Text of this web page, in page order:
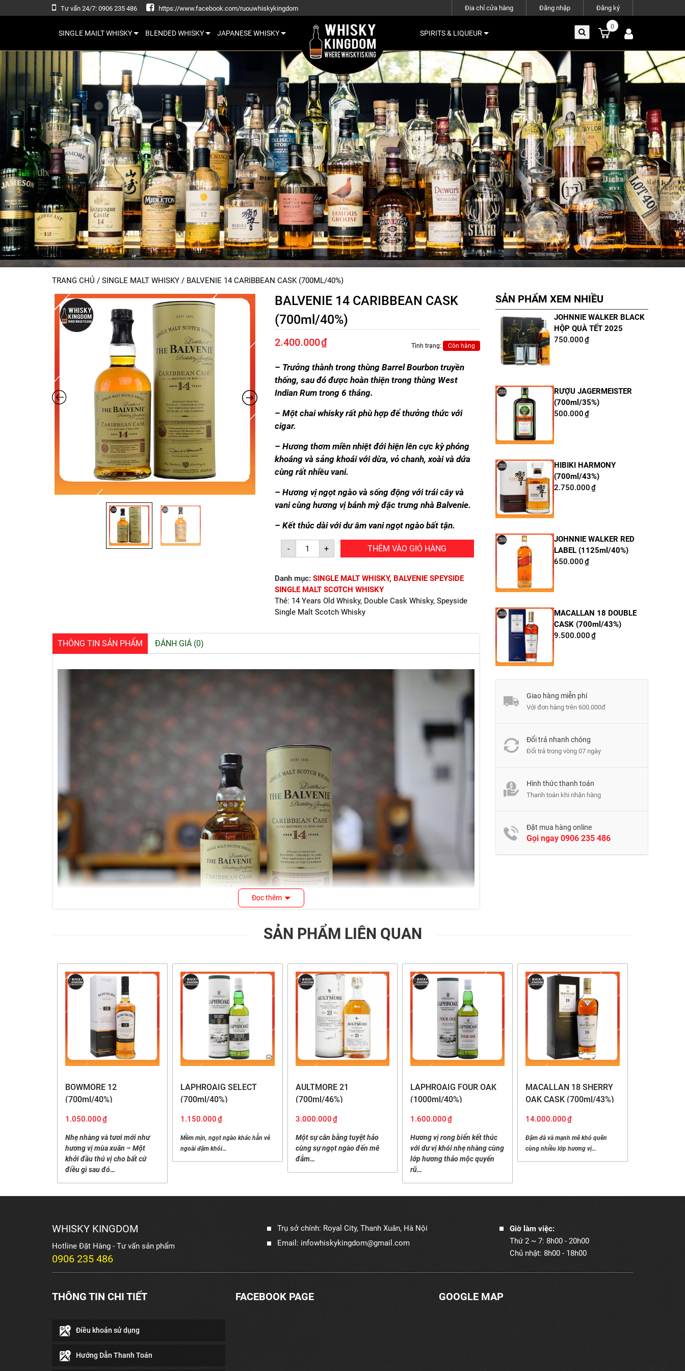
Tư vấn 24/7: 0906 235 486 https://www.facebook.com/ruouwhiskykingdom Địa chỉ cửa hàng Đăng nhập Đăng ký
SINGLE MAILT WHISKY BLENDED WHISKY JAPANESE WHISKY SPIRITS & LIQUEUR
0
TRANG CHỦ / SINGLE MALT WHISKY / BALVENIE 14 CARIBBEAN CASK (700ML/40%)
BALVENIE 14 CARIBBEAN CASK
(700ml/40%)
2.400.000₫ Tình trạng: Còn hàng
– Trưởng thành trong thùng Barrel Bourbon truyền
thống, sau đó được hoàn thiện trong thùng West
Indian Rum trong 6 tháng.
– Một chai whisky rất phù hợp để thưởng thức với
cigar.
– Hương thơm miền nhiệt đới hiện lên cực kỳ phóng
khoáng và sảng khoái với dừa, vỏ chanh, xoài và dứa
cùng rất nhiều vani.
– Hương vị ngọt ngào và sống động với trái cây và
vani cùng hương vị bánh mỳ đặc trưng nhà Balvenie.
– Kết thúc dài với dư âm vani ngọt ngào bất tận.
-
BALVENIE
CARIBBEAN
(700ml/40%)
số
lượng
+ THÊM VÀO GIỎ HÀNG
Danh mục: SINGLE MALT WHISKY, BALVENIE SPEYSIDE
SINGLE MALT SCOTCH WHISKY
Thẻ: 14 Years Old Whisky, Double Cask Whisky, Speyside
Single Malt Scotch Whisky
THÔNG TIN SẢN PHẨM ĐÁNH GIÁ (0)
Thông tin chai whisky Balvenie 14 Caribbean Cask
Thương hiệu:
Balvenie
Dung tích:
700ml
Nồng độ:
40%
Tuổi rượu:
14 tuổi
Phân loại:
Single Malt Scotch Whisky
Đọc thêm
SẢN PHẨM XEM NHIỀU
JOHNNIE WALKER BLACK
HỘP QUÀ TẾT 2025
750.000₫
RƯỢU JAGERMEISTER
(700ml/35%)
500.000₫
HIBIKI HARMONY
(700ml/43%)
2.750.000₫
JOHNNIE WALKER RED
LABEL (1125ml/40%)
650.000₫
MACALLAN 18 DOUBLE
CASK (700ml/43%)
9.500.000₫
Giao hàng miễn phí
Với đơn hàng trên 600.000đ
Đổi trả nhanh chóng
Đổi trả trong vòng 07 ngày
Hình thức thanh toán
Thanh toán khi nhận hàng
Đặt mua hàng online
Gọi ngay 0906 235 486
SẢN PHẨM LIÊN QUAN
BOWMORE 12
(700ml/40%)
1.050.000₫
Nhẹ nhàng và tươi mới như
hương vị mùa xuân – Một
khởi đầu thú vị cho bất cứ
điều gì sau đó…
LAPHROAIG SELECT
(700ml/40%)
1.150.000₫
Mềm mịn, ngọt ngào khác hẳn vẻ
ngoài đậm khói…
AULTMORE 21
(700ml/46%)
3.000.000₫
Một sự cân bằng tuyệt hảo
cùng sự ngọt ngào đến mê
đắm…
LAPHROAIG FOUR OAK
(1000ml/40%)
1.600.000₫
Hương vị rong biển kết thúc
với dư vị khói nhẹ nhàng cùng
lớp hương thảo mộc quyến
rũ…
MACALLAN 18 SHERRY
OAK CASK (700ml/43%)
14.000.000₫
Đậm đà và mạnh mẽ khó quên
cùng nhiều lớp hương vị…
WHISKY KINGDOM
Hotline Đặt Hàng - Tư vấn sản phẩm
0906 235 486
Trụ sở chính: Royal City, Thanh Xuân, Hà Nội
Email: infowhiskykingdom@gmail.com
Giờ làm việc:
Thứ 2 ~ 7: 8h00 - 20h00
Chủ nhật: 8h00 - 18h00
THÔNG TIN CHI TIẾT
Điều khoản sử dụng
Hướng Dẫn Thanh Toán
FACEBOOK PAGE GOOGLE MAP